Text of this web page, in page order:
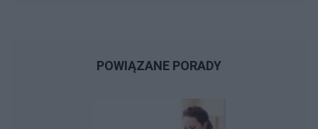
POWIĄZANE PORADY